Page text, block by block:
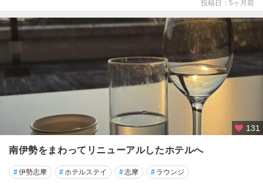
投稿日：5ヶ月前
131
南伊勢をまわってリニューアルしたホテルへ
#伊勢志摩 #ホテルステイ #志摩 # ラウンジ